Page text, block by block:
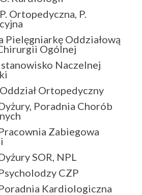
Ortopedyczna, P.
Pielęgniarkę Oddziałową
Ogólnej
Naczelnej
Ortopedyczny
Poradnia Chorób
Zabiegowa
SOR, NPL
CZP
Kardiologiczna